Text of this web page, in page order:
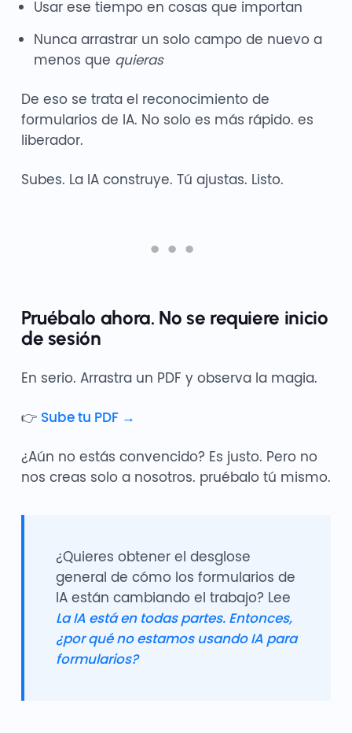
Usar ese tiempo en cosas que importan
Nunca arrastrar un solo campo de nuevo a
menos que quieras
De eso se trata el reconocimiento de
formularios de IA. No solo es más rápido. es
liberador.
Subes. La IA construye. Tú ajustas. Listo.
Pruébalo ahora. No se requiere inicio
de sesión
En serio. Arrastra un PDF y observa la magia.
👉 Sube tu PDF →
¿Aún no estás convencido? Es justo. Pero no
nos creas solo a nosotros. pruébalo tú mismo.
¿Quieres obtener el desglose
general de cómo los formularios de
IA están cambiando el trabajo? Lee
La IA está en todas partes. Entonces,
¿por qué no estamos usando IA para
formularios?